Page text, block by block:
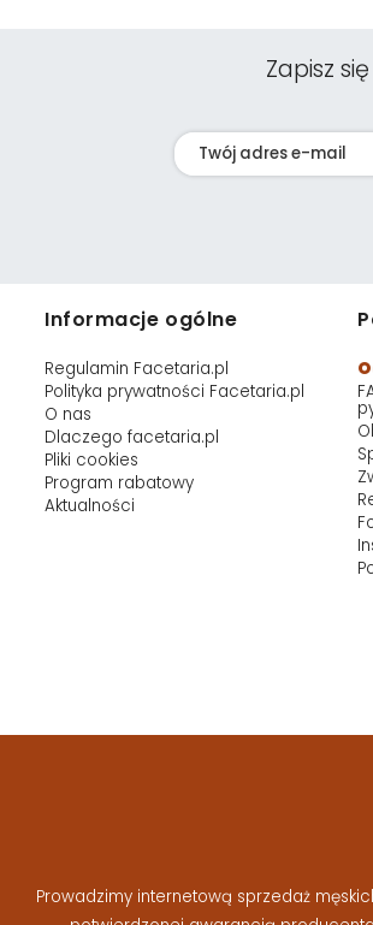
Zapisz
Informacje ogólne
Regulamin Facetaria.pl
Polityka prywatności Facetaria.pl
O nas
Dlaczego facetaria.pl
Pliki cookies
Program rabatowy
Aktualności
Prowadzimy internetową sprzedaż